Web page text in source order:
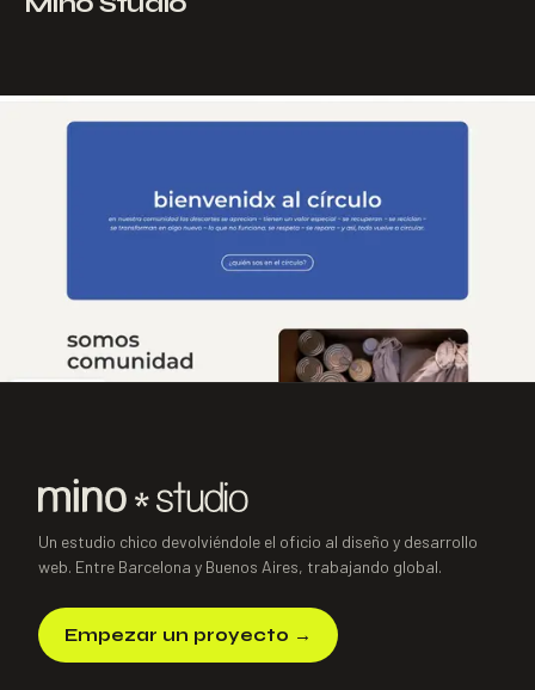
Circular
Un estudio chico devolviéndole el oficio al diseño y desarrollo
web. Entre Barcelona y Buenos Aires, trabajando global.
Empezar un proyecto →